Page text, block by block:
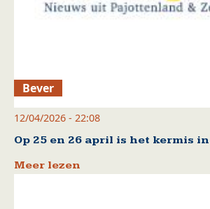
Bever
12/04/2026 - 22:08
Op 25 en 26 april is het kermis
Meer lezen